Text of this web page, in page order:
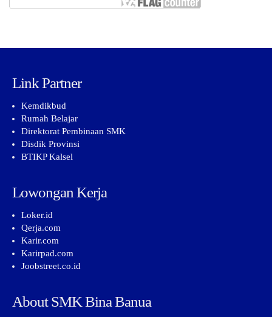
Link Partner
Kemdikbud
Rumah Belajar
Direktorat Pembinaan SMK
Disdik Provinsi
BTIKP Kalsel
Lowongan Kerja
Loker.id
Qerja.com
Karir.com
Karirpad.com
Joobstreet.co.id
About SMK Bina Banua